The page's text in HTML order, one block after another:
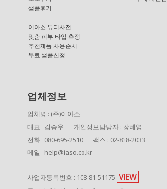
샘플후기
-
이아소 뷰티사전
맞춤 피부 타입 측정
추천제품 사용순서
무료 샘플신청
업체정보
업체명 : (주)이아소
대표 : 김승우
개인정보담당자 : 장혜영
전화 : 080-695-2510
팩스 : 02-838-2033
메일 : help@iaso.co.kr
사업자등록번호 : 108-81-51175 VIEW